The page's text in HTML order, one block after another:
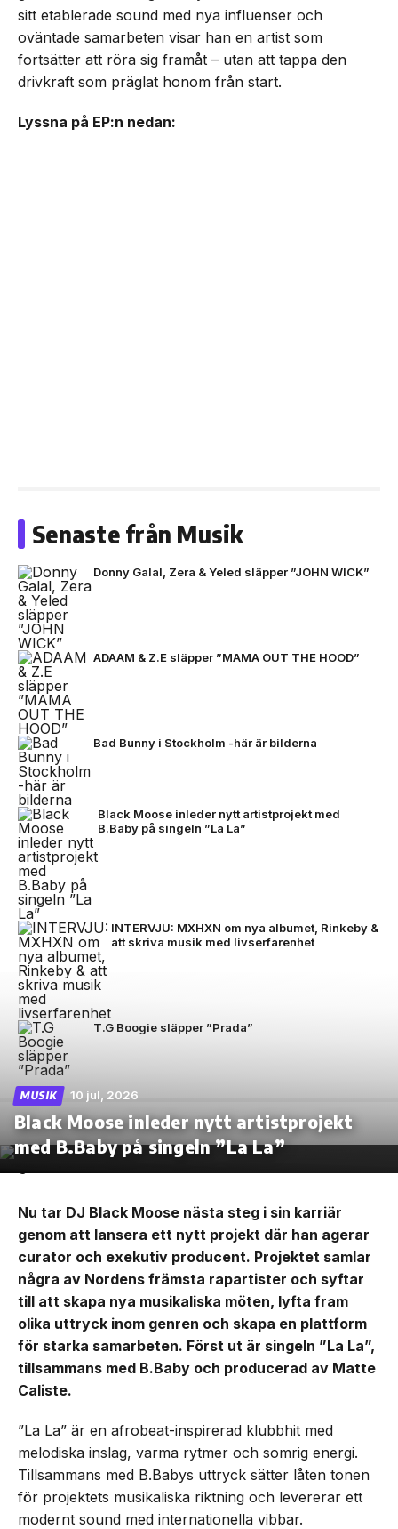
sitt etablerade sound med nya influenser och
oväntade samarbeten visar han en artist som
fortsätter att röra sig framåt – utan att tappa den
drivkraft som präglat honom från start.
Lyssna på EP:n nedan:
Senaste från Musik
Donny Galal, Zera & Yeled släpper ”JOHN WICK”
ADAAM & Z.E släpper ”MAMA OUT THE HOOD”
Bad Bunny i Stockholm -här är bilderna
Black Moose inleder nytt artistprojekt med
B.Baby på singeln ”La La”
INTERVJU: MXHXN om nya albumet, Rinkeby &
att skriva musik med livserfarenhet
T.G Boogie släpper ”Prada”
MUSIK 10 jul, 2026
Black Moose inleder nytt artistprojekt
med B.Baby på singeln ”La La”
Nu tar DJ Black Moose nästa steg i sin karriär
genom att lansera ett nytt projekt där han agerar
curator och exekutiv producent. Projektet samlar
några av Nordens främsta rapartister och syftar
till att skapa nya musikaliska möten, lyfta fram
olika uttryck inom genren och skapa en plattform
för starka samarbeten. Först ut är singeln ”La La”,
tillsammans med B.Baby och producerad av Matte
Caliste.
”La La” är en afrobeat-inspirerad klubbhit med
melodiska inslag, varma rytmer och somrig energi.
Tillsammans med B.Babys uttryck sätter låten tonen
för projektets musikaliska riktning och levererar ett
modernt sound med internationella vibbar.